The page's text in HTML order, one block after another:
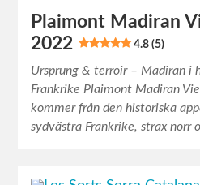
Plaimont Madiran
2022
4.8 (5)
Ursprung & terroir – Madiran i
Frankrike Plaimont Madiran
kommer från den historiska
sydvästra Frankrike, strax norr